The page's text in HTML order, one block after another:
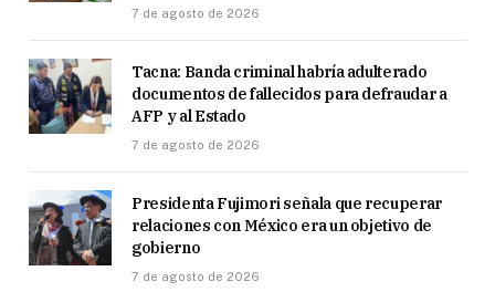
7 de agosto de 2026
Tacna: Banda criminal habría adulterado
documentos de fallecidos para defraudar a
AFP y al Estado
7 de agosto de 2026
Presidenta Fujimori señala que recuperar
relaciones con México era un objetivo de
gobierno
7 de agosto de 2026